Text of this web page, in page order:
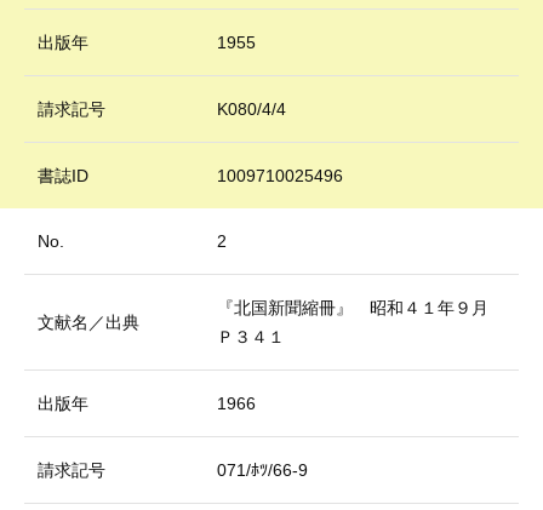
出版年 1955
請求記号 K080/4/4
書誌ID 1009710025496
No. 2
文献名／出典
『北国新聞縮冊』 昭和４１年９月
Ｐ３４１
出版年 1966
請求記号 071/ﾎﾂ/66-9